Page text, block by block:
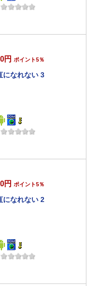
円 ポイント5％
になれない 3
円 ポイント5％
になれない 2